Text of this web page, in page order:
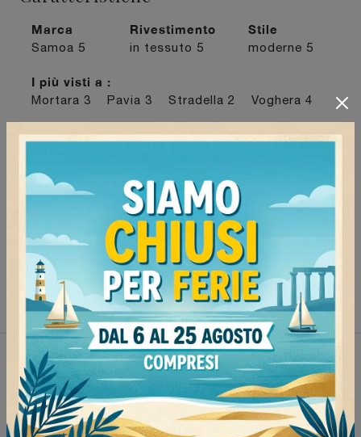
Marca
Samoa 5
Rivestimento
in tessuto 5
Stile
moderne 5
I più visti a :
Mortara 3 Pavia 3 Stradella 2 Voghera 4
Continua a navigare
Poltrone relax Samoa Pavia
Poltrone relax Samoa Voghera
Poltrone relax Samoa Stradella
Poltrone relax Samoa Mortara
Non perderti anche: